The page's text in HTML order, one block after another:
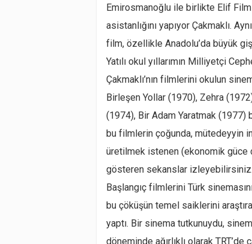
Emirosmanoğlu ile birlikte Elif
asistanlığını yapıyor Çakmaklı.
film, özellikle Anadolu’da büyük
Yatılı okul yıllarımın Milliyetçi
Çakmaklı’nın filmlerini okulun
Birleşen Yollar (1970), Zehra
(1974), Bir Adam Yaratmak
bu filmlerin çoğunda, mütedeyyin
üretilmek istenen (ekonomik güce
gösteren sekanslar izleyebilirsiniz.
Başlangıç filmlerini Türk
bu çöküşün temel saiklerini
yaptı. Bir sinema tutkunuydu,
döneminde ağırlıklı olarak TRT’de